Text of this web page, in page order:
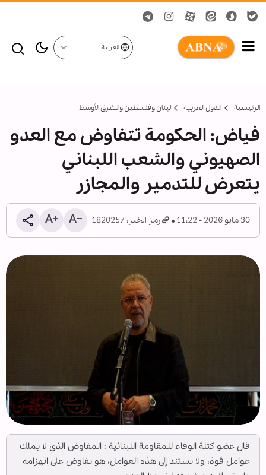
العربية
الرئيسية الدول العربیه لبنان وفلسطين والشرق الأوسط
فياض: الحكومة تتفاوض مع العدو
الصهيوني والشعب اللبناني
يتعرض للتدمير والمجازر
30 مايو 2026 - 11:22 رمز الخبر: 1820257
قال عضو كتلة الوفاء للمقاومة اللبنانية : المفاوض الذي لا يملك
عوامل قوة، ولا يستند إلى هذه العوامل، هو يفاوض على انهزامه